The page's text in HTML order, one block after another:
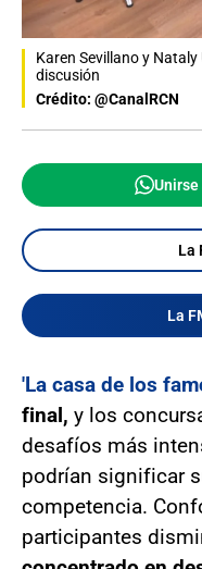
Karen Sevillano y
discusión
Crédito: @CanalRCN
Unirse
La
La
'La casa de los
final, y los
desafíos más
podrían significar
competencia.
participantes